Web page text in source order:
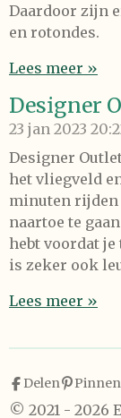
Daardoor zijn
en rotondes.
Lees meer »
Designer
23 jan 2023
Designer
het vliegveld
minuten rijden
naartoe te
hebt voordat
is zeker ook
Lees meer »
Delen Pinnen
© 2021 - 2026